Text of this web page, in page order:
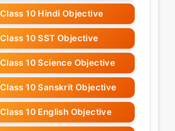
Class 10 Hindi Objective
Class 10 SST Objective
Class 10 Science Objective
Class 10 Sanskrit Objective
Class 10 English Objective